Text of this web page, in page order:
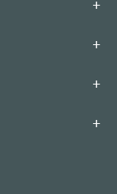
+
+
+
+